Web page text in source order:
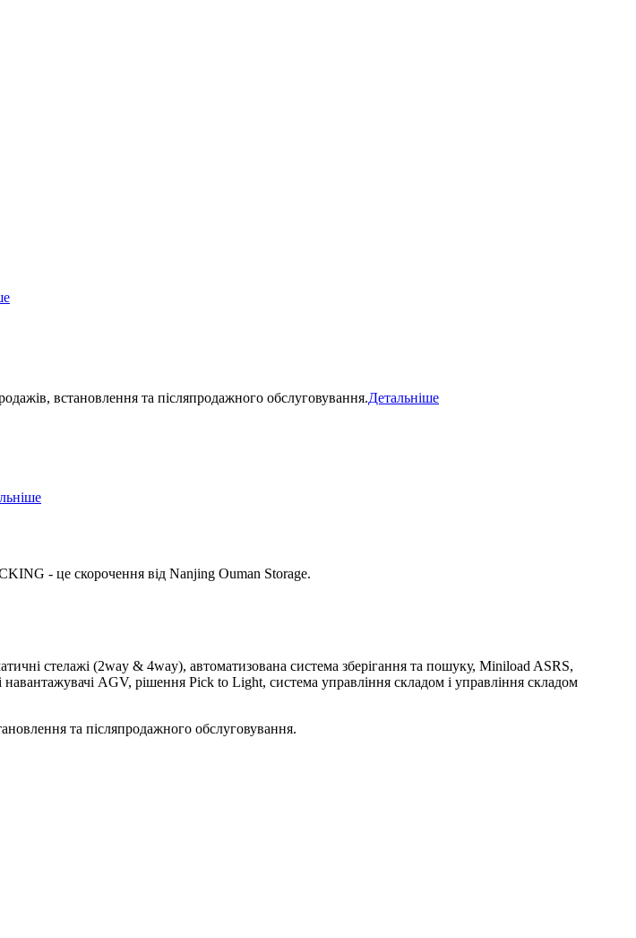
встановлення та післяпродажного обслуговування.Детальніше
- це скорочення від Nanjing Ouman Storage.
стелажі (2way & 4way), автоматизована система зберігання та пошуку, Miniload ASRS,
AGV, рішення Pick to Light, система управління складом і управління складом
та післяпродажного обслуговування.